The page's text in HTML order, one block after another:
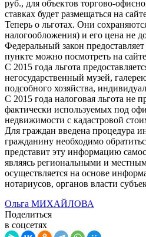
руб., для объектов торгово-
ставках будет размещаться на
Теперь о льготах. Они
налогообложения) и его цена не
Федеральный закон
пункте можно посмотреть на
С 2015 года льгота
негосударственный музей,
подсобного хозяйства,
С 2015 года налоговая льгота не
фактически используемых под
недвижимости с кадастровой
Для граждан введена процедура
гражданину необходимо
представит эту информацию
являясь региональными и
осуществляется на основе
нотариусов, органов власти
Ольга МИХАЙЛОВА
Поделиться
в соцсетях